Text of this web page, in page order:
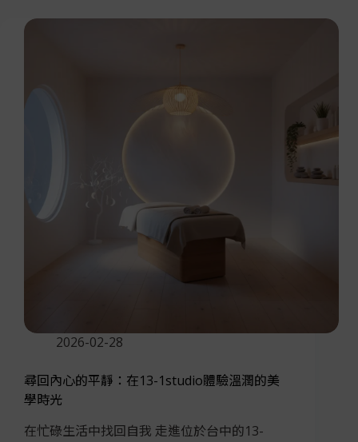
2026-02-28
尋回內心的平靜：在13-1studio體驗溫潤的美
學時光
在忙碌生活中找回自我 走進位於台中的13-